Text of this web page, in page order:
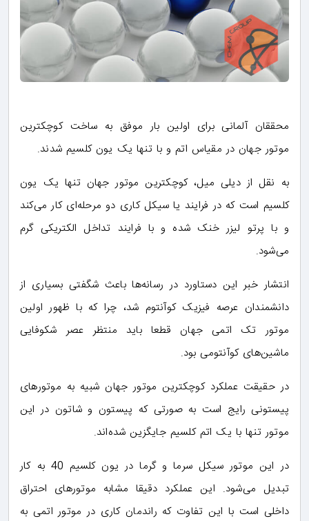
محققان آلمانی برای اولین بار موفق به ساخت کوچکترین
موتور جهان در مقیاس اتم و با تنها یک یون کلسیم شدند.
به نقل از دیلی میل، کوچکترین موتور جهان تنها یک یون
کلسیم است که در فرایند یا سیکل کاری دو مرحله‌ای کار می‌کند
و با پرتو لیزر خنک شده و با فرایند تداخل الکتریکی گرم
می‌شود.
انتشار خبر این دستاورد در رسانه‌ها باعث شگفتی بسیاری از
دانشمندان عرصه فیزیک کوآنتوم شد، چرا که با ظهور اولین
موتور تک اتمی جهان قطعا باید منتظر عصر شکوفایی
ماشین‌های کوآنتومی بود.
در حقیقت عملکرد کوچکترین موتور جهان شبیه به موتورهای
پیستونی رایج است به صورتی که پیستون و شاتون در این
موتور تنها با یک اتم کلسیم جایگزین شده‌اند.
در این موتور سیکل سرما و گرما در یون کلسیم 40 به کار
تبدیل می‌شود. این عملکرد دقیقا مشابه موتورهای احتراق
داخلی است با این تفاوت که راندمان کاری در موتور اتمی به